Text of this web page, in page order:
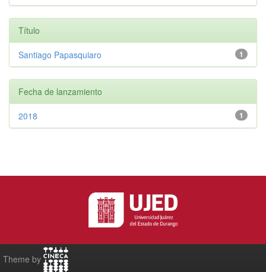
Título
1
Santiago Papasquiaro
Fecha de lanzamiento
1
2018
Theme by